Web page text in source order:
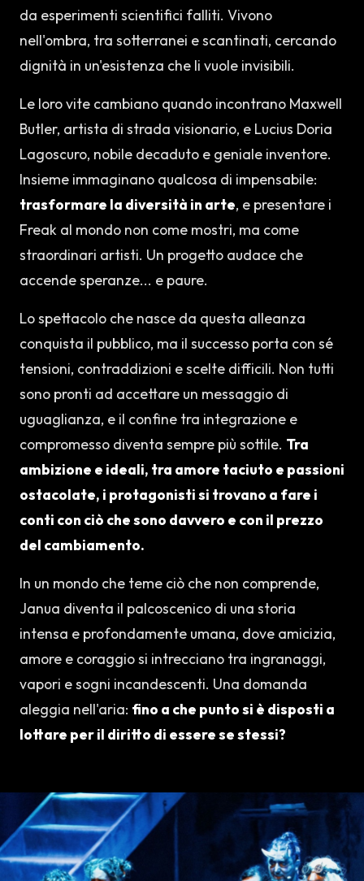
da esperimenti scientifici falliti. Vivono
nell'ombra, tra sotterranei e scantinati, cercando
dignità in un'esistenza che li vuole invisibili.
Le loro vite cambiano quando incontrano Maxwell
Butler, artista di strada visionario, e Lucius Doria
Lagoscuro, nobile decaduto e geniale inventore.
Insieme immaginano qualcosa di impensabile:
trasformare la diversità in arte, e presentare i
Freak al mondo non come mostri, ma come
straordinari artisti. Un progetto audace che
accende speranze... e paure.
Lo spettacolo che nasce da questa alleanza
conquista il pubblico, ma il successo porta con sé
tensioni, contraddizioni e scelte difficili. Non tutti
sono pronti ad accettare un messaggio di
uguaglianza, e il confine tra integrazione e
compromesso diventa sempre più sottile. Tra
ambizione e ideali, tra amore taciuto e passioni
ostacolate, i protagonisti si trovano a fare i
conti con ciò che sono davvero e con il prezzo
del cambiamento.
In un mondo che teme ciò che non comprende,
Janua diventa il palcoscenico di una storia
intensa e profondamente umana, dove amicizia,
amore e coraggio si intrecciano tra ingranaggi,
vapori e sogni incandescenti. Una domanda
aleggia nell'aria: fino a che punto si è disposti a
lottare per il diritto di essere se stessi?